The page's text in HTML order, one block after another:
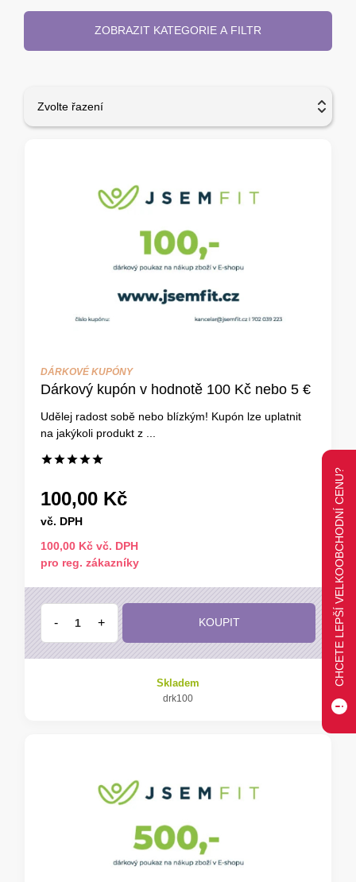
ZOBRAZIT KATEGORIE A FILTR
Zvolte řazení
DÁRKOVÉ KUPÓNY
Dárkový kupón v hodnotě 100 Kč nebo 5 €
Udělej radost sobě nebo blízkým! Kupón lze uplatnit
na jakýkoli produkt z ...
100,00 Kč
vč. DPH
100,00 Kč vč. DPH
pro reg. zákazníky
- + KOUPIT
Skladem
drk100
CHCETE LEPŠÍ VELKOOBCHODNÍ CENU?